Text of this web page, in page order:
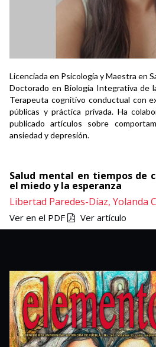
Licenciada en Psicología y Maestra en
Doctorado en Biología Integrativa de
Terapeuta cognitivo conductual con
públicas y práctica privada. Ha
publicado artículos sobre
ansiedad y depresión.
Salud mental en tiempos de
el miedo y la esperanza
Libertad Paredes-Díaz, Yolanda
Ver en el PDF Ver artículo